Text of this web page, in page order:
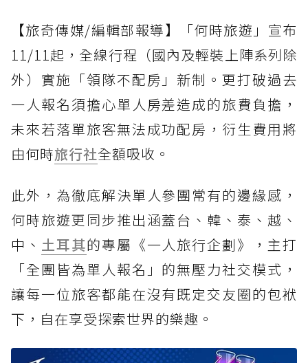
【旅奇傳媒/編輯部報導】「何時旅遊」宣布
11/11起，全線行程（國內及輕裝上陣系列除
外）實施「領隊不配房」新制。更打破過去
一人報名須擔心單人房差造成的旅費負擔，
未來若落單旅客無法成功配房，衍生費用將
由何時旅行社全額吸收。
此外，為徹底解決單人參團常有的邊緣感，
何時旅遊更同步推出涵蓋台、韓、泰、越、
中、 土耳其的專屬《一人旅行企劃》，主打
「全團皆為單人報名」的無壓力社交模式，
讓每一位旅客都能在沒有既定交友圈的包袱
下，自在享受探索世界的樂趣。